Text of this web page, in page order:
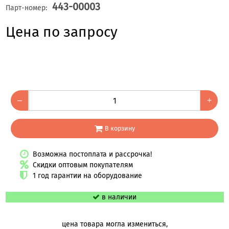
Парт-номер: 443-00003
Цена по запросу
– +
В корзину
Возможна постоплата и рассрочка!
Скидки оптовым покупателям
1 год гарантии на оборудование
в наличии
цена товара могла измениться,